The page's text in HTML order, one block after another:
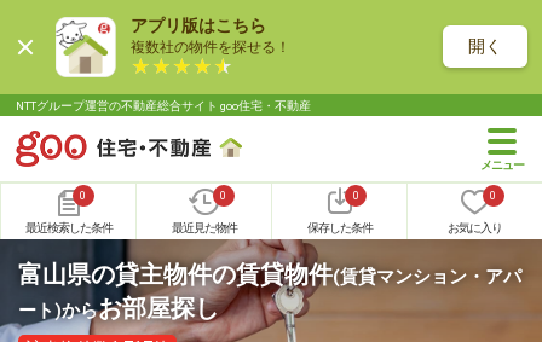
アプリ版はこちら
複数社の物件を探せる！ 開く
NTTグループ運営の不動産総合サイト goo住宅・不動産
0
最近検索した条件
0
最近見た物件
0
保存した条件
0
お気に入り
富山県の貸主物件の賃貸物件(賃貸マンション・アパ
ート)からお部屋探し